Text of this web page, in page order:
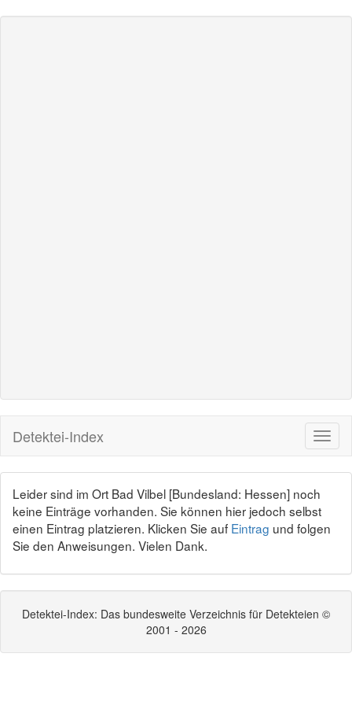
Detektei-Index
Leider sind im Ort Bad Vilbel [Bundesland: Hessen] noch
keine Einträge vorhanden. Sie können hier jedoch selbst
einen Eintrag platzieren. Klicken Sie auf Eintrag und folgen
Sie den Anweisungen. Vielen Dank.
Detektei-Index: Das bundesweite Verzeichnis für Detekteien ©
2001 - 2026